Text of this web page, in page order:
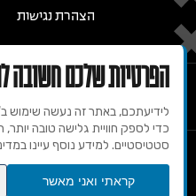
הצהרת נגישות
הפרטיות שלכם חשובה
כדי לספק חוויית גלישה טובה יותר,
סטטיסטיים. למידע נוסף עיינו
קראתי ואני מאשר